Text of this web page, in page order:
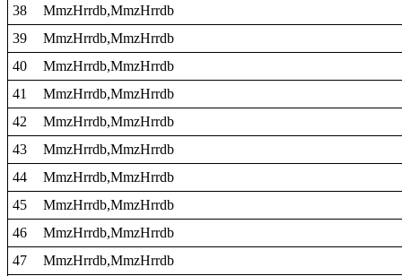
38
MmzHrrdb,MmzHrrdb
39
MmzHrrdb,MmzHrrdb
40
MmzHrrdb,MmzHrrdb
41
MmzHrrdb,MmzHrrdb
42
MmzHrrdb,MmzHrrdb
43
MmzHrrdb,MmzHrrdb
44
MmzHrrdb,MmzHrrdb
45
MmzHrrdb,MmzHrrdb
46
MmzHrrdb,MmzHrrdb
47
MmzHrrdb,MmzHrrdb